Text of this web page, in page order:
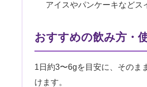
アイスやパンケーキなどス
おすすめの飲み方・
1日約3〜6gを目安に、そのま
けます。